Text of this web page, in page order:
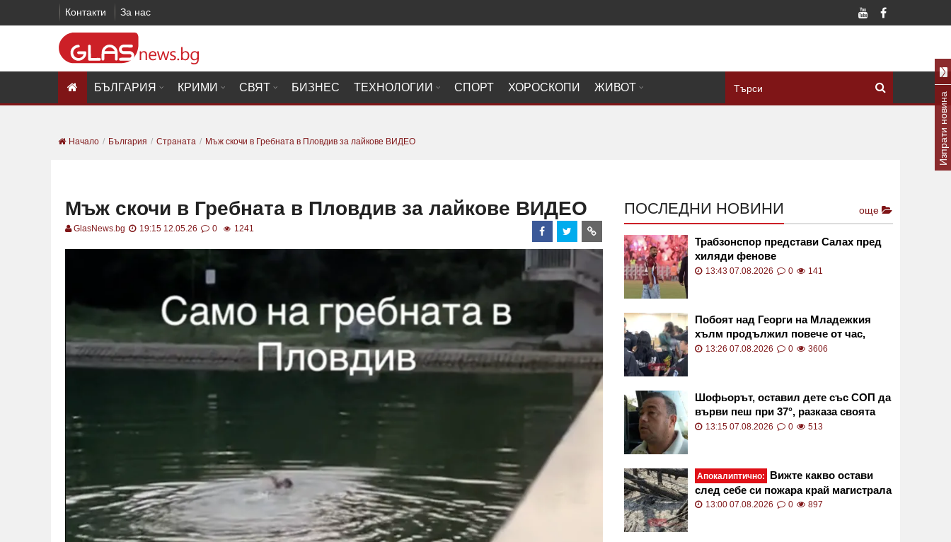
Контакти За нас
БЪЛГАРИЯ КРИМИ СВЯТ БИЗНЕС ТЕХНОЛОГИИ СПОРТ ХОРОСКОПИ ЖИВОТ
Начало България Страната Мъж скочи в Гребната в Пловдив за лайкове ВИДЕО
Мъж скочи в Гребната в Пловдив за лайкове ВИДЕО
GlasNews.bg 19:15 12.05.26 0 1241
ПОСЛЕДНИ НОВИНИ още
Трабзонспор представи Салах пред
хиляди фенове
13:43 07.08.2026 0 141
Побоят над Георги на Младежкия
хълм продължил повече от час,
съдът още решава за ареста на
13:26 07.08.2026 0 3606
Шофьорът, оставил дете със СОП да
върви пеш при 37°, разказа своята
версия
13:15 07.08.2026 0 513
Апокалиптично:
Вижте какво остави
след себе си пожара край магистрала
"Тракия" СНИМКИ
13:00 07.08.2026 0 897
Изпрати новина